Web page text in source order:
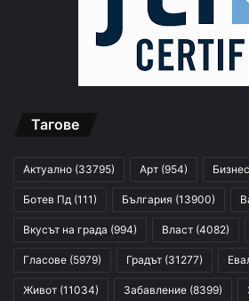
Тагове
Актуално (33795) Арт (954) Бизнес
Ботев Пд (111) България (13900)
Вкусът на града (994) Власт (4082)
Гласове (5979) Градът (31277)
Живот (11034) Забавление (8399)